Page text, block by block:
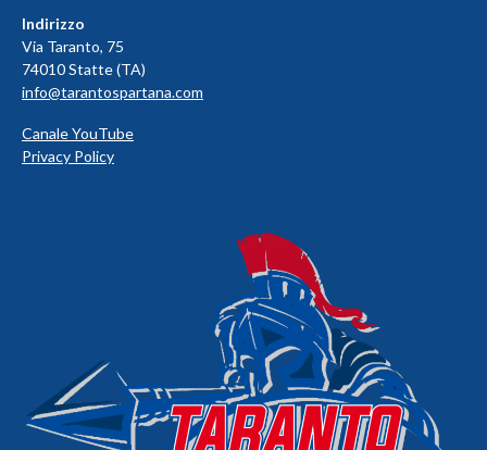
Indirizzo
Via Taranto, 75
74010 Statte (TA)
info@tarantospartana.com
Canale YouTube
Privacy Policy